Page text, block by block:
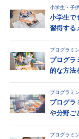
小学生・子
小学生で
習得する
プログラミ
プログラ
的な方法
プログラミ
プログラ
や分野ご
プログラミ